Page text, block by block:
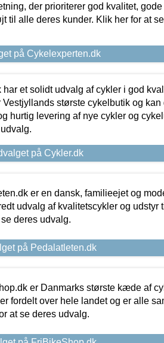
der prioriterer god kvalitet,
til alle deres kunder. Klik her for at
på Cykelexperten.dk
har et solidt udvalg af cykler i god
Vestjyllands største cykelbutik og kan
hurtig levering af nye cykler og
på Cykler.dk
er en dansk, familieejet og
udvalg af kvalitetscykler og udstyr
se deres udvalg.
på Pedalatleten.dk
er Danmarks største kæde af
fordelt over hele landet og er alle
at se deres udvalg.